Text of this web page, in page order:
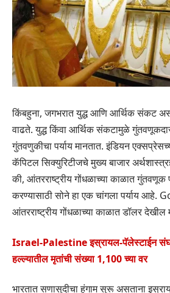
किंबहुना, जगभरात युद्ध आणि आर्थिक संकट
वाढते. युद्ध किंवा आर्थिक संकटामुळे गुंतवणूकदार
गुंतवणुकीचा पर्याय मानतात. इंडियन
कॅपिटल सिक्युरिटीजचे मुख्य बाजार
की, आंतरराष्ट्रीय गोंधळाच्या काळात गुंतवणूक
करण्यासाठी सोने हा एक चांगला पर्याय आहे.
आंतरराष्ट्रीय गोंधळाच्या काळात डॉलर देखील
Israel-Palestine इस्रायल-पॅलेस्टाईन
हल्ल्यातील मृतांची संख्या 1,100 च्या वर
भारतात सणासुदीचा हंगाम सुरू असताना